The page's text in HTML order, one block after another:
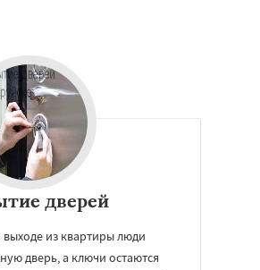
дверей
выходе из квартиры люди
дверь, а ключи остаются